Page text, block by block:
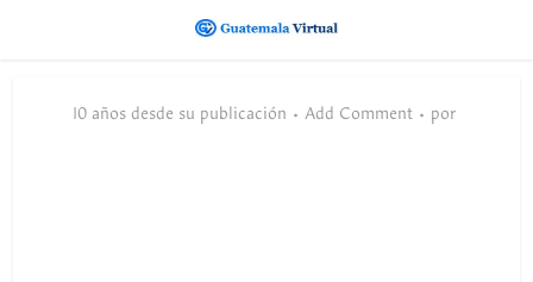
10 años desde su publicación Add Comment por